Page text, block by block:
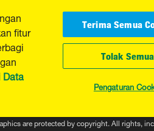
YouTube
are protected by copyright. All rights,
fitur
Terima Semua
Tolak Semua
Pengaturan